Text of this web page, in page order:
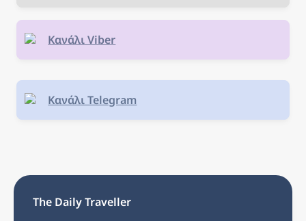
Κανάλι Viber
Κανάλι Telegram
The Daily Traveller